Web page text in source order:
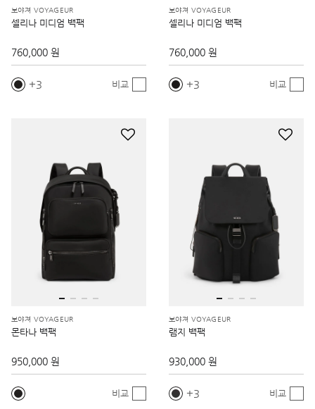
보야져 VOYAGEUR
셀리나 미디엄 백팩
760,000 원
3 비교
보야져 VOYAGEUR
셀리나 미디엄 백팩
760,000 원
3 비교
보야져 VOYAGEUR
몬타나 백팩
950,000 원
비교
보야져 VOYAGEUR
램지 백팩
930,000 원
3 비교